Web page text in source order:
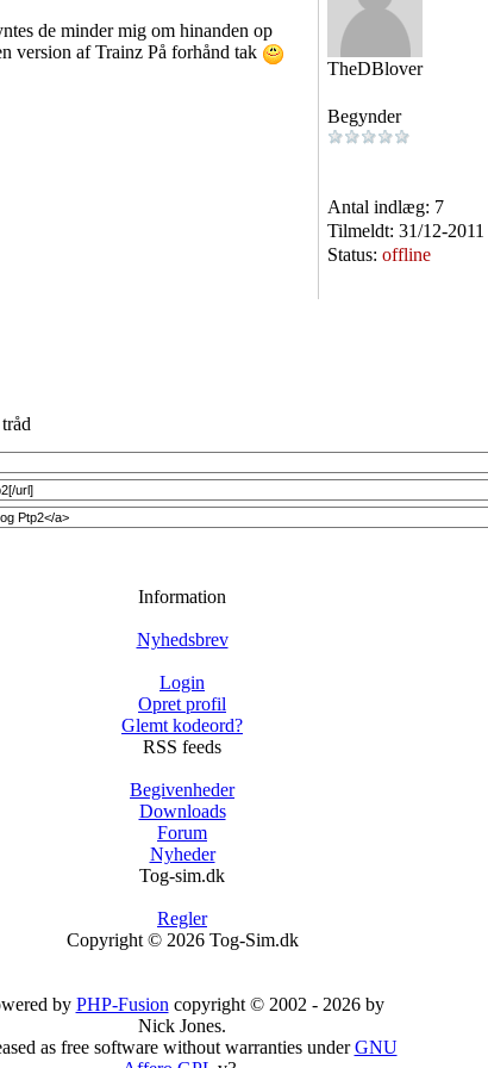
de minder mig om hinanden op
version af Trainz På forhånd tak
TheDBlover
Begynder
Antal indlæg: 7
Tilmeldt: 31/12-2011
Status: offline
Information
Nyhedsbrev
Login
Opret profil
Glemt kodeord?
RSS feeds
Begivenheder
Downloads
Forum
Nyheder
Tog-sim.dk
Regler
Copyright © 2026 Tog-Sim.dk
by PHP-Fusion copyright © 2002 - 2026 by
Nick Jones.
as free software without warranties underGNU